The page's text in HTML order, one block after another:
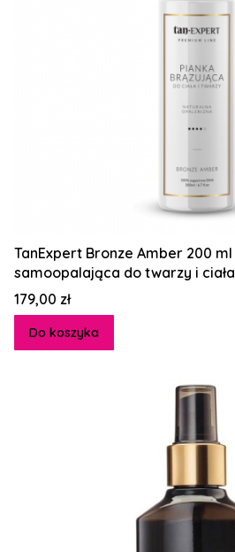
TanExpert Bronze Amber 200 ml | Pianka
samoopalająca do twarzy i ciała
Cena
179,00 zł
Do koszyka